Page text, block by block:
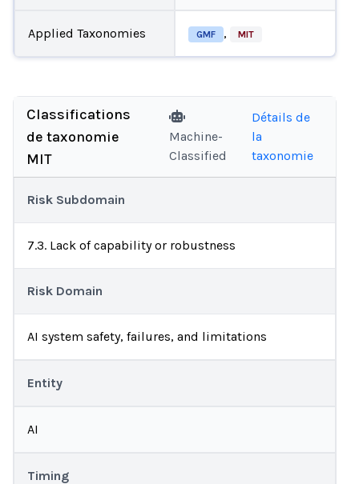
Applied Taxonomies GMF , MIT
Classifications
de taxonomie
MIT
Machine-
Classified
Détails de
la
taxonomie
Risk Subdomain
7.3. Lack of capability or robustness
Risk Domain
AI system safety, failures, and limitations
Entity
AI
Timing